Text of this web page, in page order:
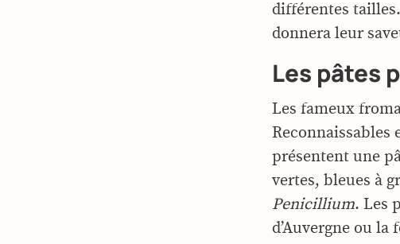
différentes
donnera leur
Les pâtes
Les fameux
Reconnaissables
présentent une
vertes, bleues à
Penicillium. Les
d’Auvergne ou